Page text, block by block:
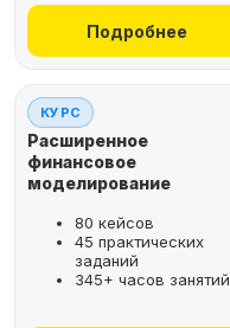
Подробнее
КУРС
Расширенное
финансовое
моделирование
80 кейсов
45 практических
заданий
345+ часов занятий